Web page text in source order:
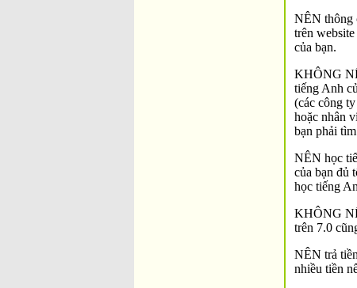
NÊN thông
trên
của bạn.
KHÔNG
tiếng Anh
(các công
hoặc nhân
bạn phải
NÊN học
của bạn đủ
học tiếng
KHÔNG
trên 7.0
NÊN trả
nhiều tiền